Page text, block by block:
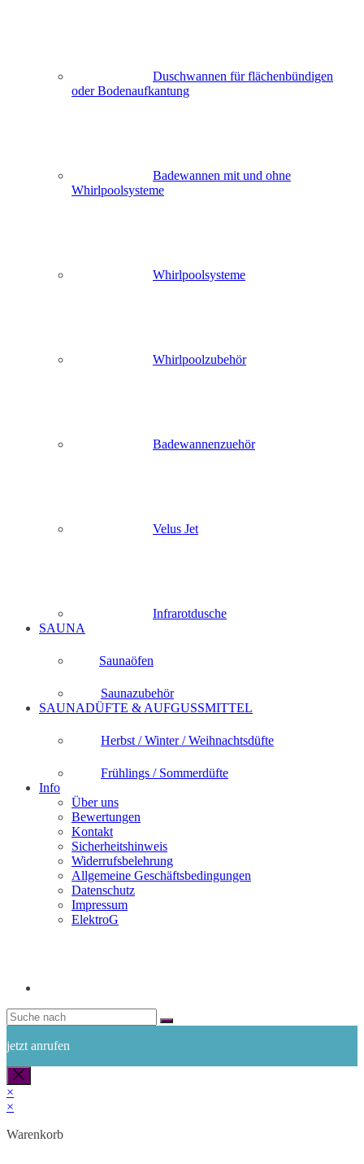
Duschwannen für flächenbündigen
oder Bodenaufkantung
Badewannen mit und ohne
Whirlpoolsysteme
Whirlpoolsysteme
Whirlpoolzubehör
Badewannenzuehör
Velus Jet
Infrarotdusche
SAUNA
Saunaöfen
Saunazubehör
SAUNADÜFTE & AUFGUSSMITTEL
Herbst / Winter / Weihnachtsdüfte
Frühlings / Sommerdüfte
Info
Über uns
Bewertungen
Kontakt
Sicherheitshinweis
Widerrufsbelehrung
Allgemeine Geschäftsbedingungen
Datenschutz
Impressum
ElektroG
jetzt anrufen
×
×
Warenkorb